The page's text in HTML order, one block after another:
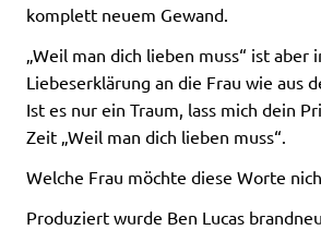
komplett neuem Gewand.
„Weil man dich lieben muss“ ist aber
Liebeserklärung an die Frau wie aus
Ist es nur ein Traum, lass mich dein
Zeit „Weil man dich lieben muss“.
Welche Frau möchte diese Worte
Produziert wurde Ben Lucas